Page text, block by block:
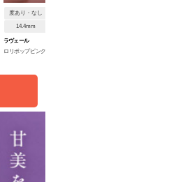
度あり・なし
14.4mm
ラヴェール
ロリポップピンク